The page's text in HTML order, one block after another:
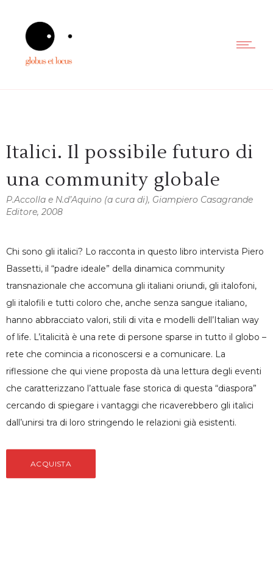
Italici. Il possibile futuro di
una community globale
P.Accolla e N.d’Aquino (a cura di), Giampiero Casagrande
Editore, 2008
Chi sono gli italici? Lo racconta in questo libro intervista Piero
Bassetti, il “padre ideale” della dinamica community
transnazionale che accomuna gli italiani oriundi, gli italofoni,
gli italofili e tutti coloro che, anche senza sangue italiano,
hanno abbracciato valori, stili di vita e modelli dell’Italian way
of life. L’italicità è una rete di persone sparse in tutto il globo –
rete che comincia a riconoscersi e a comunicare. La
riflessione che qui viene proposta dà una lettura degli eventi
che caratterizzano l’attuale fase storica di questa “diaspora”
cercando di spiegare i vantaggi che ricaverebbero gli italici
dall’unirsi tra di loro stringendo le relazioni già esistenti.
ACQUISTA